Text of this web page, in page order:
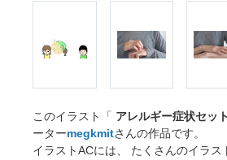
このイラスト「 アレルギー症状セット
ーターmegkmitさんの作品です。
イラストACには、 たくさんのイラス